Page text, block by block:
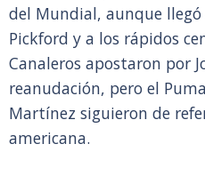
del Mundial, aunque
Pickford y a los rápidos
Canaleros apostaron por
reanudación, pero el
Martínez siguieron de
americana.